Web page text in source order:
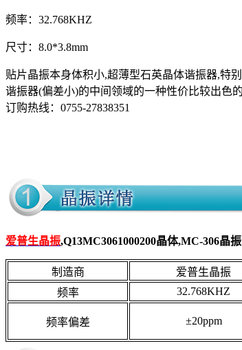
频率：32.768KHZ
尺寸：8.0*3.8mm
贴片晶振本身体积小,超薄型石英晶体谐振器,特
谐振器(偏差小)的中间领域的一种性价比较出色
订购热线： 0755-27838351
爱普生晶振,Q13MC3061000200晶体,MC-306晶振
制造商 爱普生晶振
频率
32.768KHZ
频率偏差 ±20ppm